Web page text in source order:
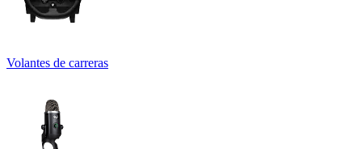
Volantes de carreras